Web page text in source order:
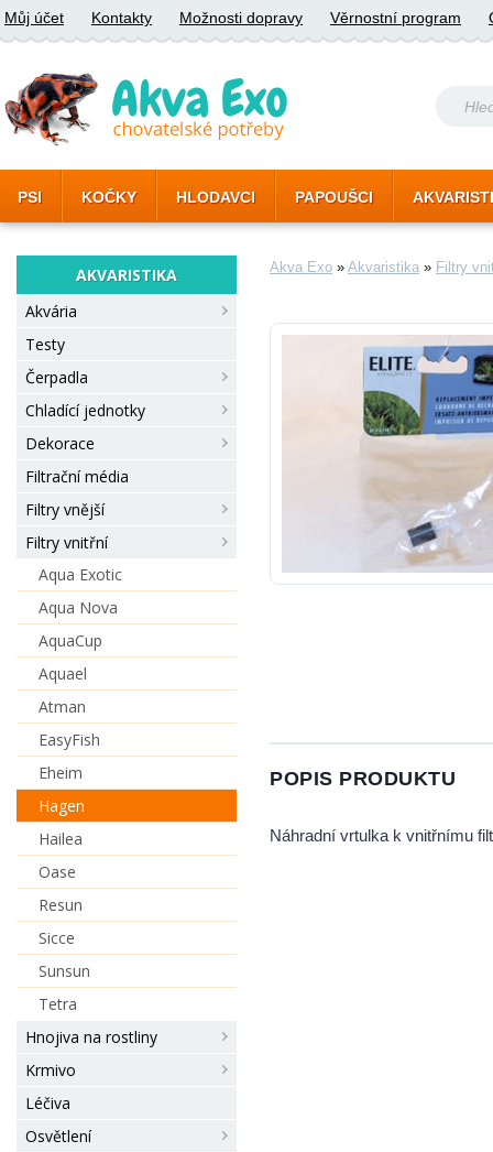
Můj účet Kontakty Možnosti dopravy Věrnostní program
PSI KOČKY HLODAVCI PAPOUŠCI
AKVARISTIKA
Akvária
Testy
Čerpadla
Chladící jednotky
Dekorace
Filtrační média
Filtry vnější
Filtry vnitřní
Aqua Exotic
Aqua Nova
AquaCup
Aquael
Atman
EasyFish
Eheim
Hagen
Hailea
Oase
Resun
Sicce
Sunsun
Tetra
Hnojiva na rostliny
Krmivo
Léčiva
Osvětlení
Akva Exo » Akvaristika » Filtry
POPIS PRODUKTU
Náhradní vrtulka k vnitřnímu